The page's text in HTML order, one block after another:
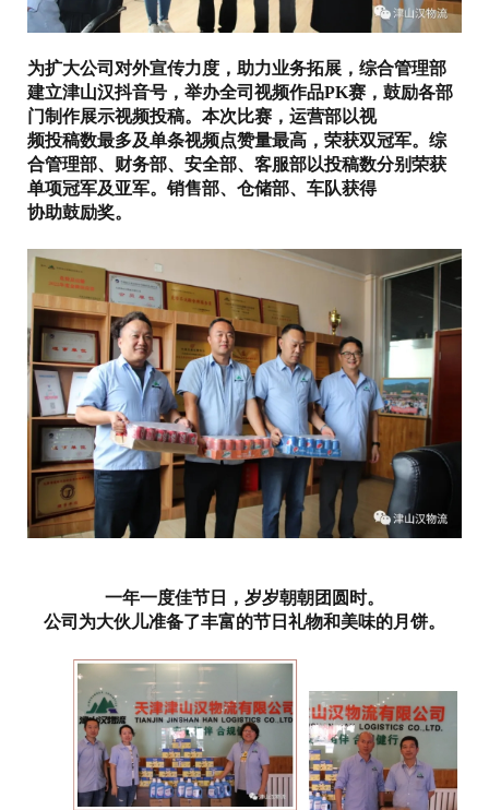
为扩大公司对外宣传力度，助力业务拓展，综合管理部
建立津山汉抖音号，举办全司视频作品PK赛，鼓励各部
门制作展示视频投稿。本次比赛，运营部以视
频投稿数最多及单条视频点赞量最高，荣获双冠军。综
合管理部、财务部、安全部、客服部以投稿数分别荣获
单项冠军及亚军。销售部、仓储部、车队获得
协助鼓励奖。
一年一度佳节日，岁岁朝朝团圆时。
公司为大伙儿准备了丰富的节日礼物和美味的月饼。